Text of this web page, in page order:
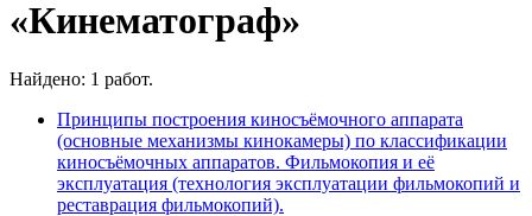
«Кинематограф»
Найдено: 1 работ.
Принципы построения киносъёмочного аппарата
(основные механизмы кинокамеры) по классификации
киносъёмочных аппаратов. Фильмокопия и её
эксплуатация (технология эксплуатации фильмокопий и
реставрация фильмокопий).